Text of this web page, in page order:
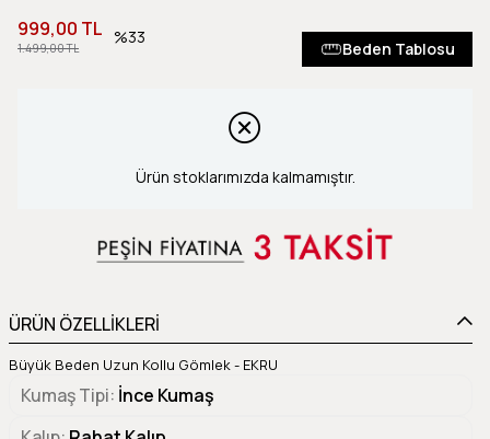
1.499,00 TL
999,00 TL 33
Beden Tablosu
Ürün stoklarımızda kalmamıştır.
ÜRÜN ÖZELLİKLERİ
Büyük Beden Uzun Kollu Gömlek - EKRU
Kumaş Tipi İnce Kumaş